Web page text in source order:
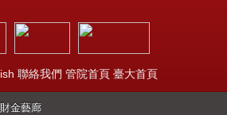
聯絡我們 管院首頁 臺大首頁
財金藝廊